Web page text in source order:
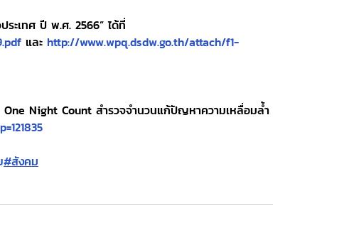
ระเทศ ปี พ.ศ. 2566” ได้ที่
และ http://www.wpq.dsdw.go.th/attach/f1-
Night Count สำรวจจำนวนแก้ปัญหาความเหลื่อมล้ำ
#สังคม